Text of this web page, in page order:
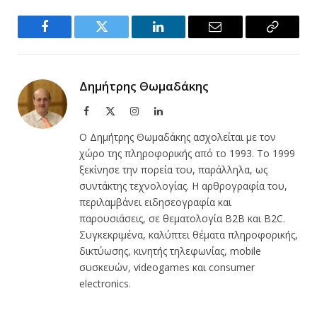
Facebook Twitter LinkedIn Email
Copy
Δημήτρης Θωμαδάκης
Facebook InstagramLinkedIn
Ο Δημήτρης Θωμαδάκης ασχολείται με τον
χώρο της πληροφορικής από το 1993. Το 1999
ξεκίνησε την πορεία του, παράλληλα, ως
συντάκτης τεχνολογίας. Η αρθρογραφία του,
περιλαμβάνει ειδησεογραφία και
παρουσιάσεις, σε θεματολογία B2B και B2C.
Συγκεκριμένα, καλύπτει θέματα πληροφορικής,
δικτύωσης, κινητής τηλεφωνίας, mobile
συσκευών, videogames και consumer
electronics.